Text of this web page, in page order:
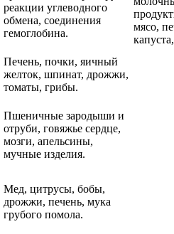
реакции углеводного
обмена, соединения
гемоглобина.
мясо,
Печень, почки, яичный
желток, шпинат, дрожжи,
томаты, грибы.
Пшеничные зародыши и
отруби, говяжье сердце,
мозги, апельсины,
мучные изделия.
Мед, цитрусы, бобы,
дрожжи, печень, мука
грубого помола.